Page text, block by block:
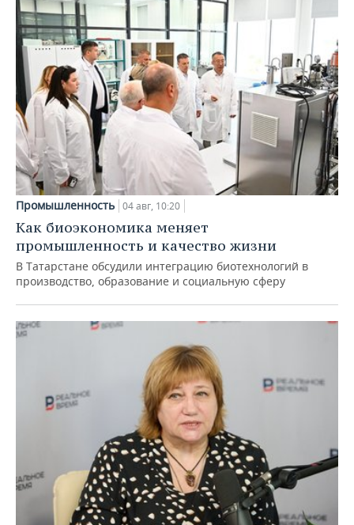
Промышленность 04 авг, 10:20
Как биоэкономика меняет
промышленность и качество жизни
В Татарстане обсудили интеграцию биотехнологий в
производство, образование и социальную сферу